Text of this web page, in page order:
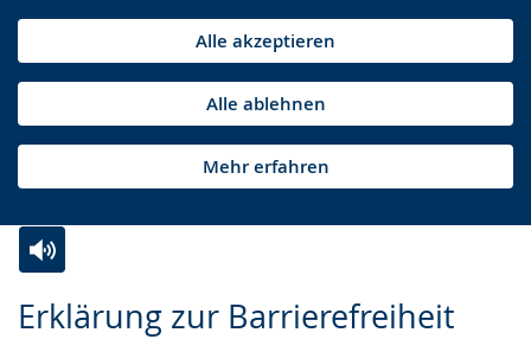
Alle akzeptieren
Alle ablehnen
Mehr erfahren
Erklärung zur Barrierefreiheit
Leichten
Audio-
Video